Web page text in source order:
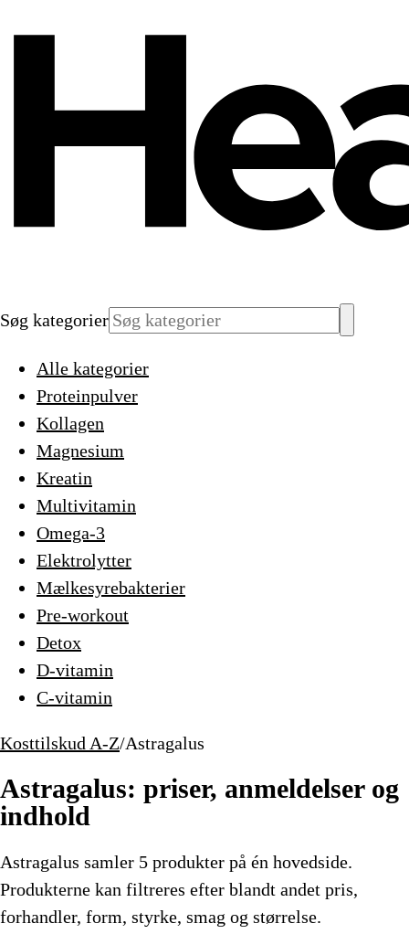
Søg kategorier
Alle kategorier
Proteinpulver
Kollagen
Magnesium
Kreatin
Multivitamin
Omega-3
Elektrolytter
Mælkesyrebakterier
Pre-workout
Detox
D-vitamin
C-vitamin
Kosttilskud A-Z/Astragalus
Astragalus: priser, anmeldelser og
indhold
Astragalus samler 5 produkter på én hovedside.
Produkterne kan filtreres efter blandt andet pris,
forhandler, form, styrke, smag og størrelse.